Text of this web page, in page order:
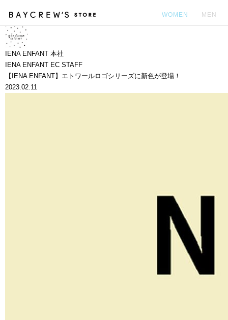
WOMEN MEN
IENA ENFANT 本社
IENA ENFANT EC STAFF
【IENA ENFANT】エトワールロゴシリーズに新色が登場！
2023.02.11